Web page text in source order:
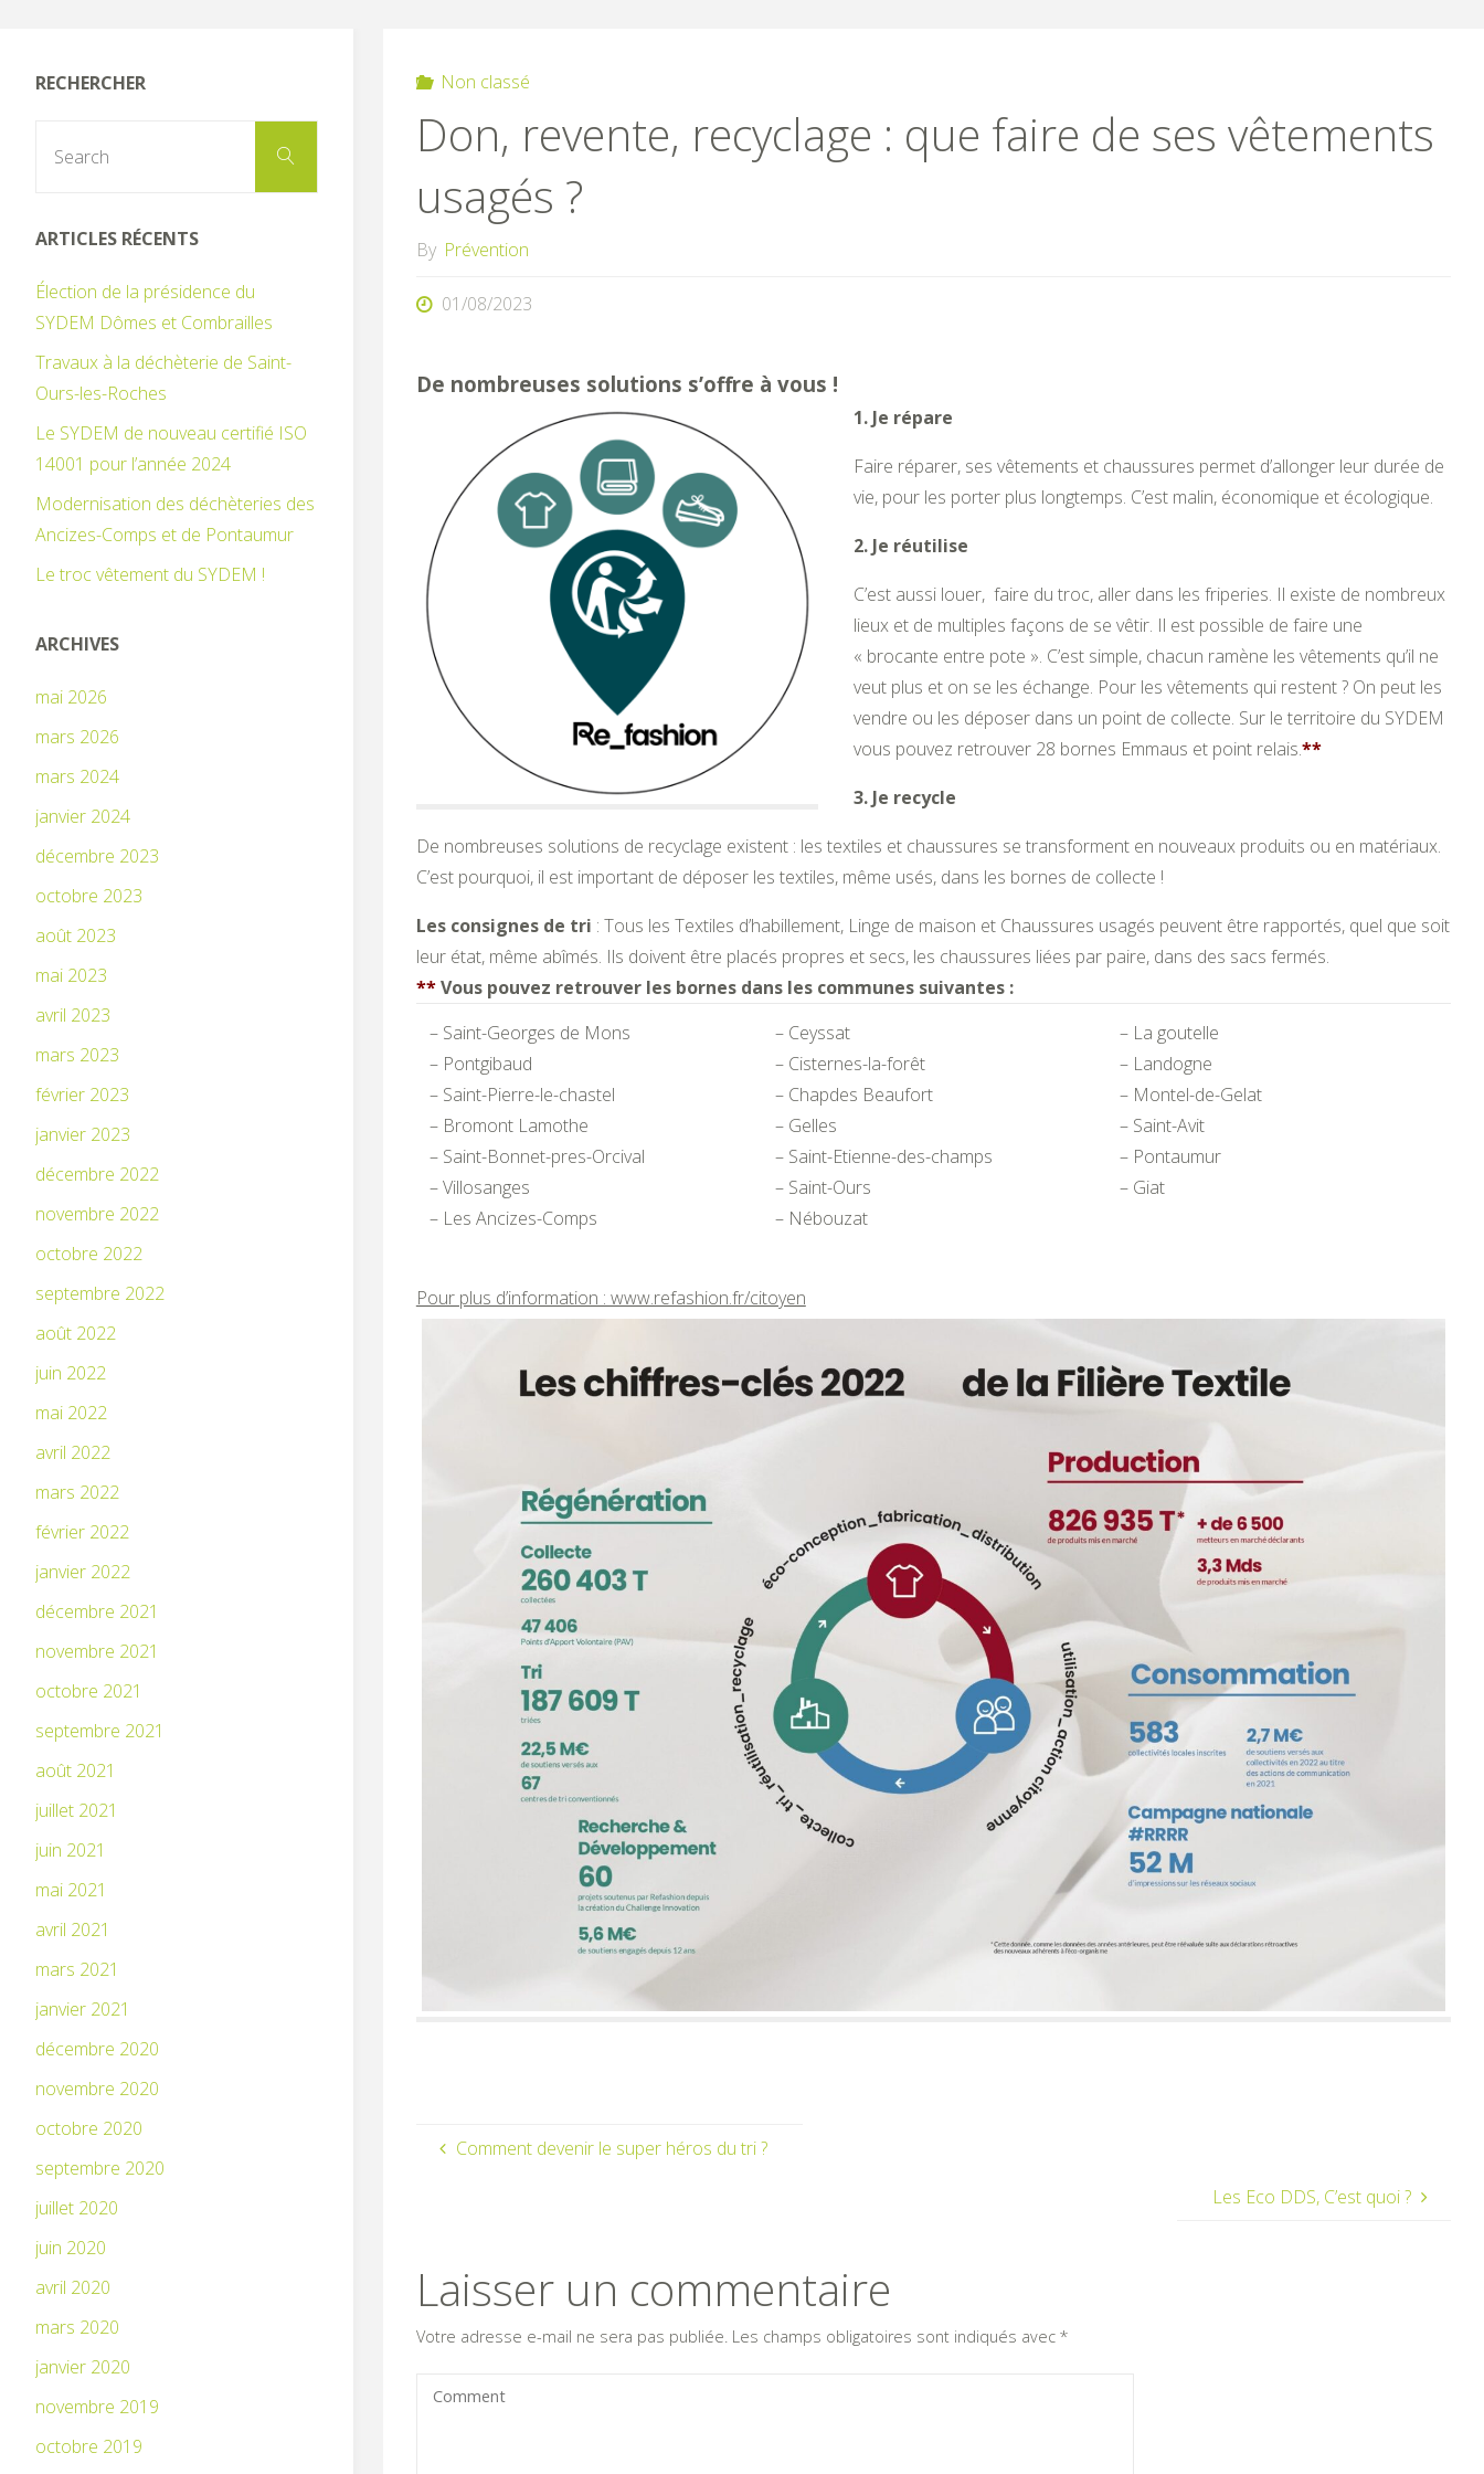
Non classé
Don, revente, recyclage : que faire de ses vêtements
usagés ?
By Prévention
01/08/2023
De nombreuses solutions s’offre à vous !
1. Je répare
Faire réparer, ses vêtements et chaussures permet d’allonger leur durée de
vie, pour les porter plus longtemps. C’est malin, économique et écologique.
2. Je réutilise
C’est aussi louer, faire du troc, aller dans les friperies. Il existe de nombreux
lieux et de multiples façons de se vêtir. Il est possible de faire une
« brocante entre pote ». C’est simple, chacun ramène les vêtements qu’il ne
veut plus et on se les échange. Pour les vêtements qui restent ? On peut les
vendre ou les déposer dans un point de collecte. Sur le territoire du SYDEM
vous pouvez retrouver 28 bornes Emmaus et point relais.**
3. Je recycle
De nombreuses solutions de recyclage existent : les textiles et chaussures se transforment en nouveaux produits ou en matériaux.
C’est pourquoi, il est important de déposer les textiles, même usés, dans les bornes de collecte !
Les consignes de tri : Tous les Textiles d’habillement, Linge de maison et Chaussures usagés peuvent être rapportés, quel que soit
leur état, même abîmés. Ils doivent être placés propres et secs, les chaussures liées par paire, dans des sacs fermés.
**Vous pouvez retrouver les bornes dans les communes suivantes :
– Saint-Georges de Mons
– Pontgibaud
– Saint-Pierre-le-chastel
– Bromont Lamothe
– Saint-Bonnet-pres-Orcival
– Villosanges
– Les Ancizes-Comps
– Ceyssat
– Cisternes-la-forêt
– Chapdes Beaufort
– Gelles
– Saint-Etienne-des-champs
– Saint-Ours
– Nébouzat
– La goutelle
– Landogne
– Montel-de-Gelat
– Saint-Avit
– Pontaumur
– Giat
Pour plus d’information : www.refashion.fr/citoyen
Comment devenir le super héros du tri ?
Les Eco DDS, C’est quoi ?
Laisser un commentaire
Votre adresse e-mail ne sera pas publiée. Les champs obligatoires sont indiqués avec *
RECHERCHER
Search
ARTICLES RÉCENTS
Élection de la présidence du
SYDEM Dômes et Combrailles
Travaux à la déchèterie de Saint-
Ours-les-Roches
Le SYDEM de nouveau certifié ISO
14001 pour l’année 2024
Modernisation des déchèteries des
Ancizes-Comps et de Pontaumur
Le troc vêtement du SYDEM !
ARCHIVES
mai 2026
mars 2026
mars 2024
janvier 2024
décembre 2023
octobre 2023
août 2023
mai 2023
avril 2023
mars 2023
février 2023
janvier 2023
décembre 2022
novembre 2022
octobre 2022
septembre 2022
août 2022
juin 2022
mai 2022
avril 2022
mars 2022
février 2022
janvier 2022
décembre 2021
novembre 2021
octobre 2021
septembre 2021
août 2021
juillet 2021
juin 2021
mai 2021
avril 2021
mars 2021
janvier 2021
décembre 2020
novembre 2020
octobre 2020
septembre 2020
juillet 2020
juin 2020
avril 2020
mars 2020
janvier 2020
novembre 2019
octobre 2019